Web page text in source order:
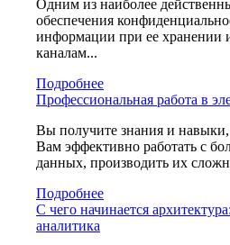
Одним из наиболее
обеспечения
информации при ее хранении
каналам...
Подробнее
Профессиональная работа в
Вы получите знания и навыки,
Вам эффективно работать с
данных, производить их
Подробнее
С чего начинается
аналитика